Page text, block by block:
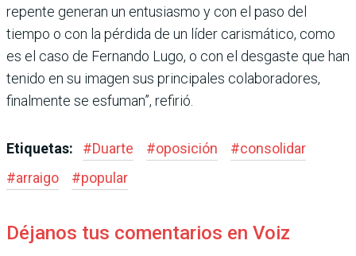
repente generan un entu­siasmo y con el paso del
tiempo o con la pérdida de un líder carismático, como
es el caso de Fernando Lugo, o con el desgaste que han
tenido en su imagen sus principales colabora­dores,
finalmente se esfu­man”, refirió.
Etiquetas: #Duarte #oposición #consolidar
#arraigo #popular
Déjanos tus comentarios en Voiz